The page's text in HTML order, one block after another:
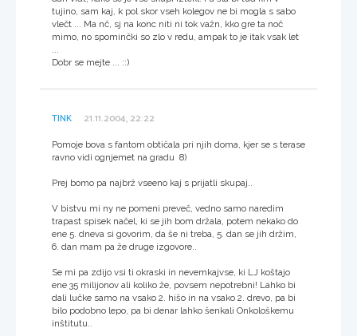
tujino, sam kaj, k pol skor vseh kolegov ne bi mogla s sabo
vlečt ... Ma nč, sj na konc niti ni tok važn, kko gre ta noč
mimo, no spominčki so zlo v redu, ampak to je itak vsak let
Dobr se mejte ... ::)
TINK 21.11.2004, 22:22
Pomoje bova s fantom obtičala pri njih doma, kjer se s terase
ravno vidi ognjemet na gradu 8)
Prej bomo pa najbrž vseeno kaj s prijatli skupaj..
V bistvu mi ny ne pomeni preveč, vedno samo naredim
trapast spisek načel, ki se jih bom držala, potem nekako do
ene 5. dneva si govorim, da še ni treba, 5. dan se jih držim,
6. dan mam pa že druge izgovore..
Se mi pa zdijo vsi ti okraski in nevemkajvse, ki LJ koštajo
ene 35 milijonov ali koliko že, povsem nepotrebni! Lahko bi
dali lučke samo na vsako 2. hišo in na vsako 2. drevo, pa bi
bilo podobno lepo, pa bi denar lahko šenkali Onkološkemu
inštitutu..